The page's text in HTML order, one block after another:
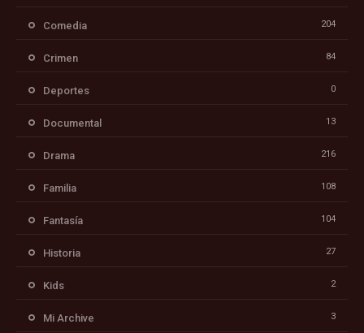
Comedia 204
Crimen 84
Deportes 0
Documental 13
Drama 216
Familia 108
Fantasía 104
Historia 27
Kids 2
Mi Archive 3